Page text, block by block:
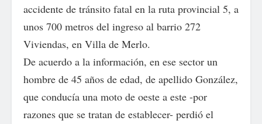
accidente de tránsito fatal en la ruta provincial 5, a
unos 700 metros del ingreso al barrio 272
Viviendas, en Villa de Merlo.
De acuerdo a la información, en ese sector un
hombre de 45 años de edad, de apellido González,
que conducía una moto de oeste a este -por
razones que se tratan de establecer- perdió el